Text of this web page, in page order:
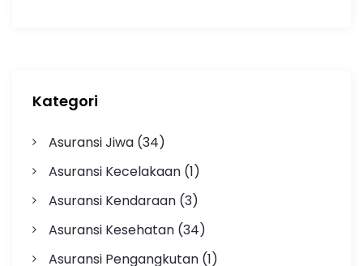
Kategori
Asuransi Jiwa(34)
Asuransi Kecelakaan(1)
Asuransi Kendaraan(3)
Asuransi Kesehatan(34)
Asuransi Pengangkutan(1)